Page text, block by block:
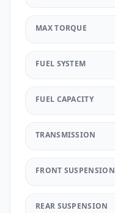
MAX TORQUE
FUEL SYSTEM
FUEL CAPACITY
TRANSMISSION
FRONT SUSPENSION
REAR SUSPENSION